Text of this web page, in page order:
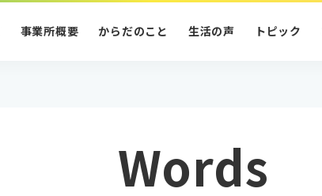
事業所概要 からだのこと 生活の声 トピック
Words